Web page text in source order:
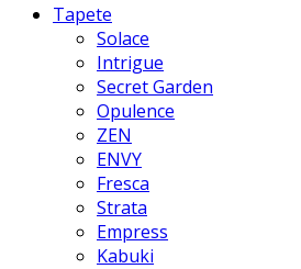
Tapete
Solace
Intrigue
Secret Garden
Opulence
ZEN
ENVY
Fresca
Strata
Empress
Kabuki